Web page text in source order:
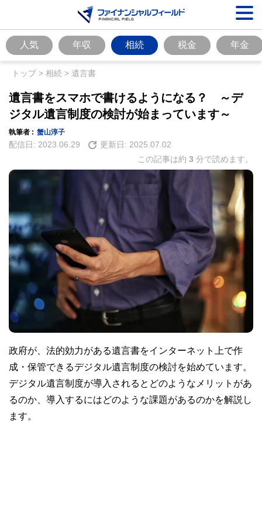
人気 年収 相続 税金 年金
トップ> 相続 > 遺言書
遺言書をスマホで書けるようになる？ ～デ
ジタル遺言制度の検討が始まっています～
執筆者 : 蟹山淳子
配信日: 2023.06.29 更新日: 2025.07.02
この記事は約 3 分で読めます。
政府が、法的効力がある遺言書をインターネット上で作
成・保管できるデジタル遺言制度の検討を始めています。
デジタル遺言制度が導入されるとどのようなメリットがあ
るのか、導入するにはどのような課題があるのかを解説し
ます。